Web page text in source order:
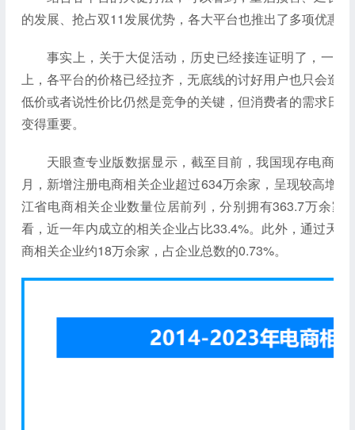
的发展、抢占双11发展优势，各大平台也推出了多项优惠
事实上，关于大促活动，历史已经接连证明了，一
上，各平台的价格已经拉齐，无底线的讨好用户也只会造
低价或者说性价比仍然是竞争的关键，但消费者的需求日
变得重要。
天眼查专业版数据显示，截至目前，我国现存电商
月，新增注册电商相关企业超过634万余家，呈现较高增
江省电商相关企业数量位居前列，分别拥有363.7万余家
看，近一年内成立的相关企业占比33.4%。此外，通过天
商相关企业约18万余家，占企业总数的0.73%。